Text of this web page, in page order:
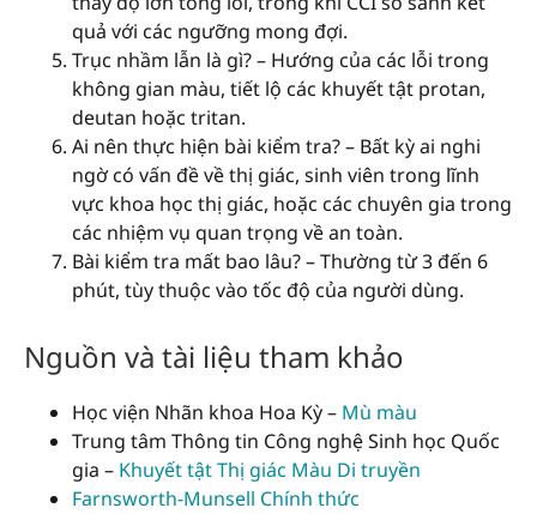
quả với các ngưỡng mong đợi.
Trục nhầm lẫn là gì? – Hướng của các lỗi trong
không gian màu, tiết lộ các khuyết tật protan,
deutan hoặc tritan.
Ai nên thực hiện bài kiểm tra? – Bất kỳ ai nghi
ngờ có vấn đề về thị giác, sinh viên trong lĩnh
vực khoa học thị giác, hoặc các chuyên gia trong
các nhiệm vụ quan trọng về an toàn.
Bài kiểm tra mất bao lâu? – Thường từ 3 đến 6
phút, tùy thuộc vào tốc độ của người dùng.
Nguồn và tài liệu tham khảo
Học viện Nhãn khoa Hoa Kỳ – Mù màu
Trung tâm Thông tin Công nghệ Sinh học Quốc
gia – Khuyết tật Thị giác Màu Di truyền
Farnsworth-Munsell Chính thức